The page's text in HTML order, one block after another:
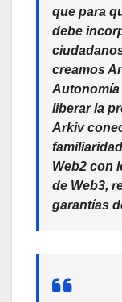
que para
debe
creamos
Autonomía
liberar la
Arkiv
Web2 con
de Web3,
garantías